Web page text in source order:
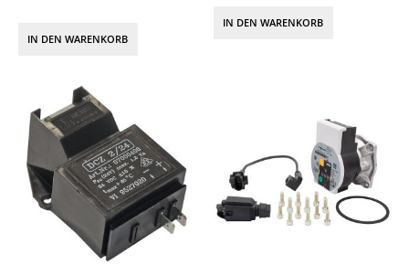
IN DEN WARENKORB
IN DEN WARENKORB